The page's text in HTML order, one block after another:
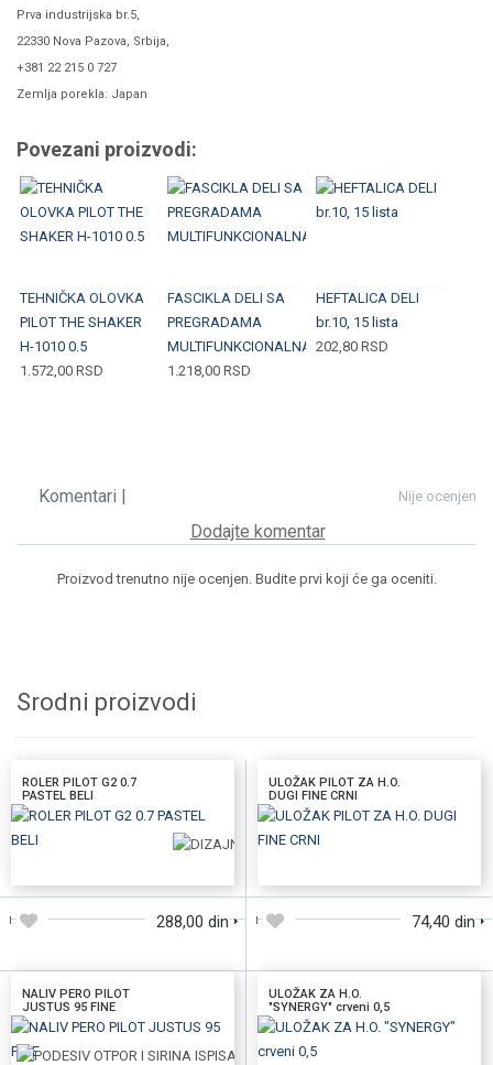
Prva industrijska br.5,
22330 Nova Pazova, Srbija,
+381 22 215 0 727
Zemlja porekla: Japan
Povezani proizvodi:
TEHNIČKA OLOVKA
PILOT THE SHAKER
H-1010 0.5
1.572,00 RSD
FASCIKLA DELI SA
PREGRADAMA
MULTIFUNKCIONALNA
1.218,00RSD
HEFTALICA DELI
br.10, 15 lista
202,80 RSD
Nije ocenjen
Komentari |
Dodajte komentar
Proizvod trenutno nije ocenjen. Budite prvi koji će ga oceniti.
Srodni proizvodi
ROLER PILOT G2 0.7
PASTEL BELI
288,00 din
ULOŽAK PILOT ZA H.O.
DUGI FINE CRNI
74,40 din
NALIV PERO PILOT
JUSTUS 95 FINE
ULOŽAK ZA H.O.
"SYNERGY" crveni 0,5